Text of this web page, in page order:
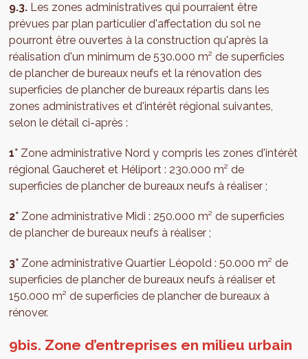
9.3. Les zones administratives qui pourraient être
prévues par plan particulier d'affectation du sol ne
pourront être ouvertes à la construction qu'après la
réalisation d'un minimum de 530.000 m² de superficies
de plancher de bureaux neufs et la rénovation des
superficies de plancher de bureaux répartis dans les
zones administratives et d'intérêt régional suivantes,
selon le détail ci-après :
1° Zone administrative Nord y compris les zones d'intérêt
régional Gaucheret et Héliport : 230.000 m² de
superficies de plancher de bureaux neufs à réaliser ;
2° Zone administrative Midi : 250.000 m² de superficies
de plancher de bureaux neufs à réaliser ;
3° Zone administrative Quartier Léopold : 50.000 m² de
superficies de plancher de bureaux neufs à réaliser et
150.000 m² de superficies de plancher de bureaux à
rénover.
9bis. Zone d’entreprises en milieu urbain